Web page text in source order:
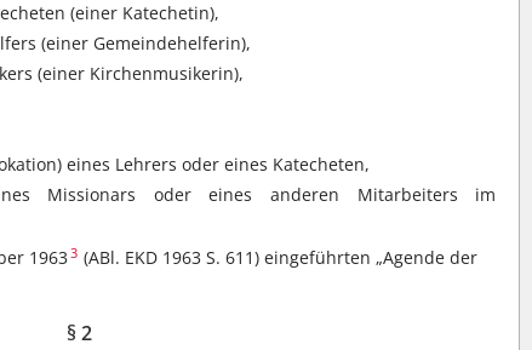
(einer Katechetin),
(einer Gemeindehelferin),
(einer Kirchenmusikerin),
eines Lehrers oder eines Katecheten,
Missionars oder eines anderen Mitarbeiters im
1963 3 (ABl. EKD 1963 S. 611) eingeführten „Agende der
§ 2